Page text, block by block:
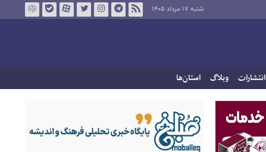
شنبه ۱۷ مرداد ۱۴۰۵
انتشارات وبلاگ استان‌ها